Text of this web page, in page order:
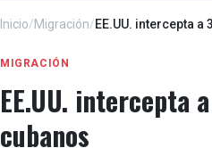
Inicio/Migración/EE.UU. intercepta
MIGRACIÓN
EE.UU. intercepta
cubanos